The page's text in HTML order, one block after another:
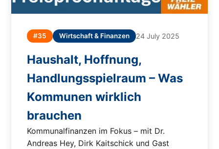
#35 Wirtschaft & Finanzen 24 July 2025
Haushalt, Hoffnung,
Handlungsspielraum – Was
Kommunen wirklich
brauchen
Kommunalfinanzen im Fokus – mit Dr.
Andreas Hey, Dirk Kaitschick und Gast